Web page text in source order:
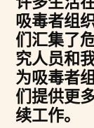
吸毒者组
们汇集了
究人员和
为吸毒者
们提供更
续工作。